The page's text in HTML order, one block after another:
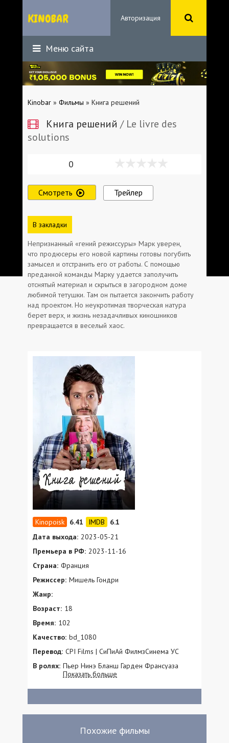
Авторизация
Меню сайта
Kinobar » Фильмы » Книга решений
Книга решений / Le livre des
solutions
0
Смотреть Трейлер
В закладки
Непризнанный «гений режиссуры» Марк уверен,
что продюсеры его новой картины готовы погубить
замысел и отстранить его от работы. С помощью
преданной команды Марку удается заполучить
отснятый материал и скрыться в загородном доме
любимой тетушки. Там он пытается закончить работу
над проектом. Но неукротимая творческая натура
берет верх, и жизнь незадачливых киношников
превращается в веселый хаос.
6.41
6.1
Дата выхода: 2023-05-21
Премьера в РФ: 2023-11-16
Страна: Франция
Режиссер: Мишель Гондри
Жанр:
Возраст: 18
Время: 102
Качество: bd_1080
Перевод: CPI Films | СиПиАй ФилмзСинема УС
В ролях: Пьер Нинэ Бланш Гарден Франсуаза
Лебрун Фрэнки Уоллах Камилль
Мишель Гари Корина Мариотто Нелли
Валадье Salomé Gilles Джастин Хаузер
Показать больше
Похожие фильмы